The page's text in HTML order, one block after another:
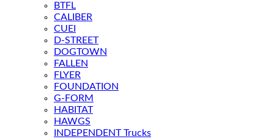
BTFL
CALIBER
CUEI
D-STREET
DOGTOWN
FALLEN
FLYER
FOUNDATION
G-FORM
HABITAT
HAWGS
INDEPENDENT Trucks